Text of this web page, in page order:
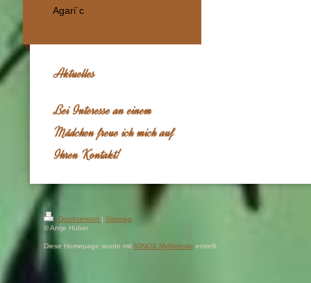
Agari´c
Aktuelles
Bei Interesse an einem
Mädchen freue ich mich auf
Ihren Kontakt!
Druckversion | Sitemap
© Antje Huber
Diese Homepage wurde mit IONOS MyWebsite erstellt.